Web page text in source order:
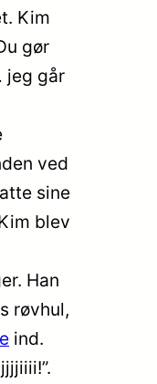
Kim
gør
jeg går
ved
sine
blev
Han
røvhul,
ind.